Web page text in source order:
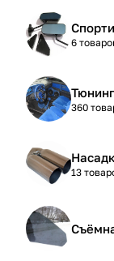
6
360
13